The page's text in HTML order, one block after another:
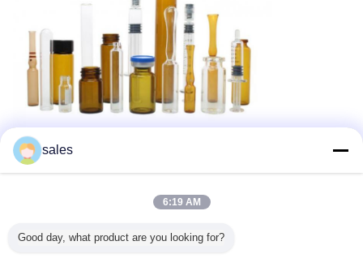
Recommended Products
sales
6:19 AM
Good day, what product are you looking for?